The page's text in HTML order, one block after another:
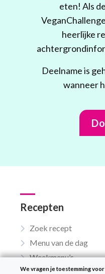
eten! Als
heerlijke
Deelname is
wanneer
Recepten
Zoek recept
Menu van de dag
Weekmenu’s
We vragen je toestemming